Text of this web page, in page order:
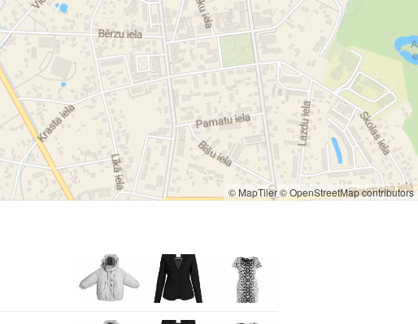
© MapTiler© OpenStreetMap contributors